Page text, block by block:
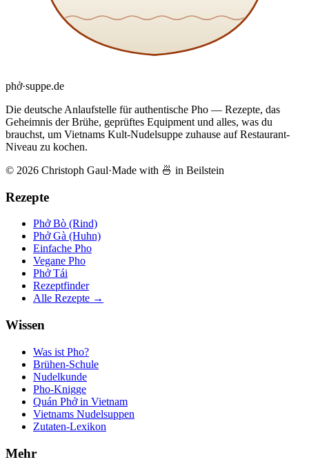
phở·suppe.de
Die deutsche Anlaufstelle für authentische Pho — Rezepte, das
Geheimnis der Brühe, geprüftes Equipment und alles, was du
brauchst, um Vietnams Kult-Nudelsuppe zuhause auf Restaurant-
Niveau zu kochen.
© 2026 Christoph Gaul·Made with 🍜 in Beilstein
Rezepte
Phở Bò (Rind)
Phở Gà (Huhn)
Einfache Pho
Vegane Pho
Phở Tái
Rezeptfinder
Alle Rezepte →
Wissen
Was ist Pho?
Brühen-Schule
Nudelkunde
Pho-Knigge
Quán Phở in Vietnam
Vietnams Nudelsuppen
Zutaten-Lexikon
Mehr